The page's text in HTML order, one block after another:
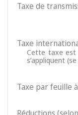
Taxe de
Taxe
Cette taxe est
s’appliquent
Taxe par feuille